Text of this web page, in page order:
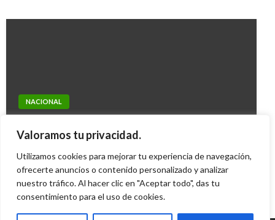
Valoramos tu privacidad.
Utilizamos cookies para mejorar tu experiencia de navegación,
ofrecerte anuncios o contenido personalizado y analizar
nuestro tráfico. Al hacer clic en "Aceptar todo", das tu
consentimiento para el uso de cookies.
NACIONAL
permitió diálogos de paz
Iván Briceño jueves diciembre 9, 2010
NACIONAL
Gobierno y Farc reafirman compromisos con
Ariel Cabrera lunes julio 4, 2016